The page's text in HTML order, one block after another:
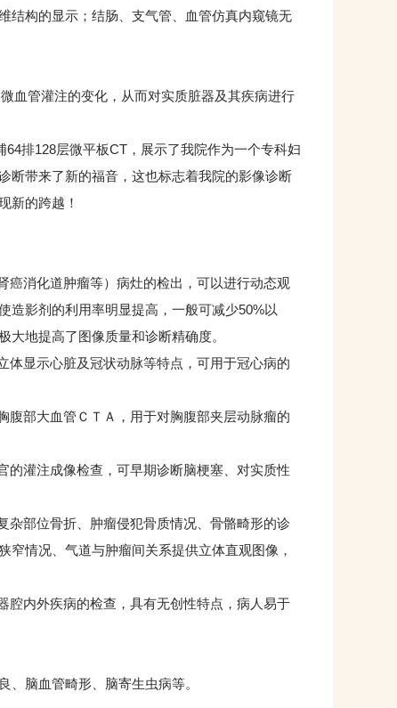
结构的显示；结肠、支气管、血管仿真内窥镜无
管灌注的变化，从而对实质脏器及其疾病进行
排128层微平板CT，展示了我院作为一个专科妇
断带来了新的福音，这也标志着我院的影像诊断
新的跨越！
消化道肿瘤等）病灶的检出，可以进行动态观
造影剂的利用率明显提高，一般可减少50%以
大地提高了图像质量和诊断精确度。
显示心脏及冠状动脉等特点，可用于冠心病的
部大血管ＣＴＡ，用于对胸腹部夹层动脉瘤的
灌注成像检查，可早期诊断脑梗塞、对实质性
部位骨折、肿瘤侵犯骨质情况、骨骼畸形的诊
情况、气道与肿瘤间关系提供立体直观图像，
内外疾病的检查，具有无创性特点，病人易于
脑血管畸形、脑寄生虫病等。